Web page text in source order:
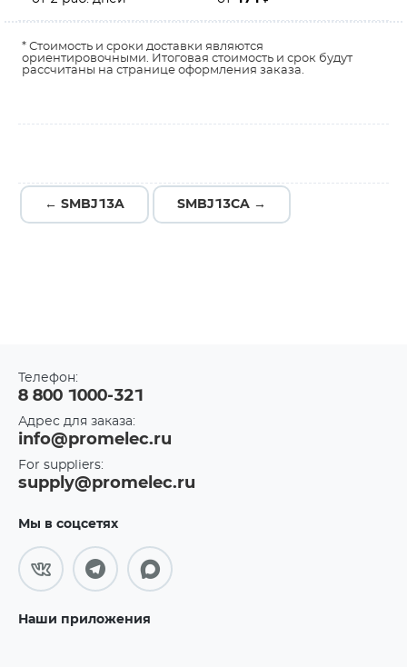
* Стоимость и сроки доставки являются
ориентировочными. Итоговая стоимость и срок будут
рассчитаны на странице оформления заказа.
← SMBJ13A SMBJ13CA →
Телефон:
8 800 1000-321
Адрес для заказа:
info@promelec.ru
For suppliers:
supply@promelec.ru
Мы в соцсетях
Наши приложения